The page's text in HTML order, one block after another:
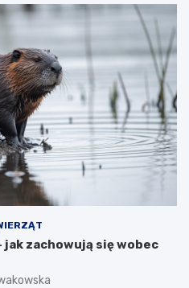
jak zachowują się wobec